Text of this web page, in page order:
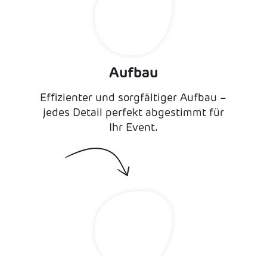
Aufbau
Effizienter und sorgfältiger Aufbau –
jedes Detail perfekt abgestimmt für
Ihr Event.